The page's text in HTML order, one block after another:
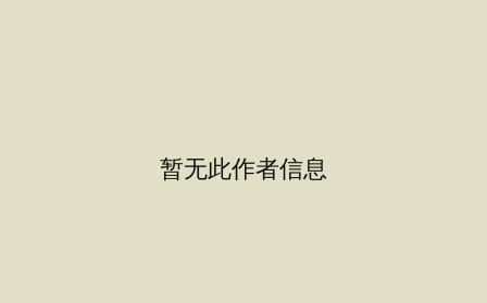
暂无此作者信息